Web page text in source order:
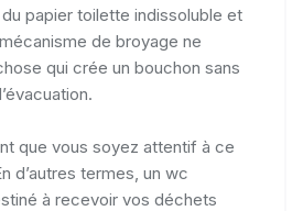
papier toilette indissoluble et
de broyage ne
qui crée un bouchon sans
que vous soyez attentif à ce
d’autres termes, un wc
à recevoir vos déchets